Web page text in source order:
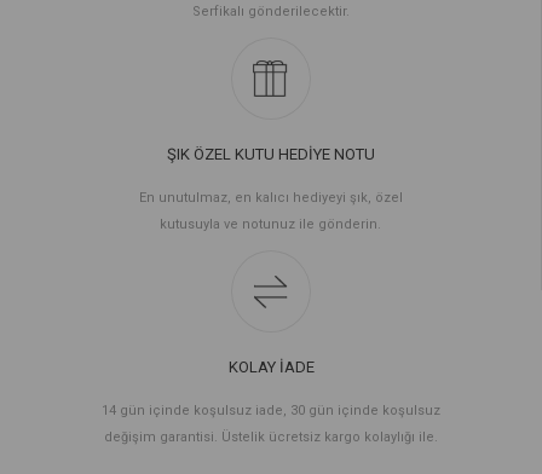
Serfikalı gönderilecektir.
ŞIK ÖZEL KUTU HEDİYE NOTU
En unutulmaz, en kalıcı hediyeyi şık, özel
kutusuyla ve notunuz ile gönderin.
KOLAY İADE
14 gün içinde koşulsuz iade, 30 gün içinde koşulsuz
değişim garantisi. Üstelik ücretsiz kargo kolaylığı ile.